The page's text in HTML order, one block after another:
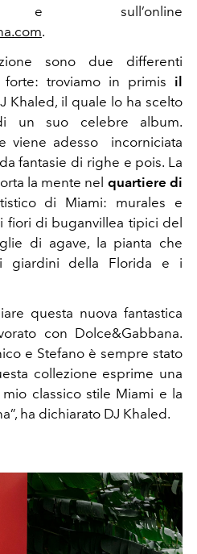
e sull’online
.
sono due differenti
forte: troviamo in primis il
Khaled, il quale lo ha scelto
un suo celebre album.
viene adesso incorniciata
fantasie di righe e pois. La
la mente nel quartiere di
di Miami: murales e
fiori di buganvillea tipici del
di agave, la pianta che
giardini della Florida e i
questa nuova fantastica
con Dolce&Gabbana.
e Stefano è sempre stato
collezione esprime una
classico stile Miami e la
ha dichiarato DJ Khaled.